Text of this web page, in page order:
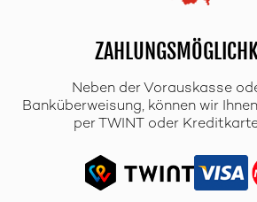
Neben der Vorauskasse
Banküberweisung, können wir
per TWINT oder